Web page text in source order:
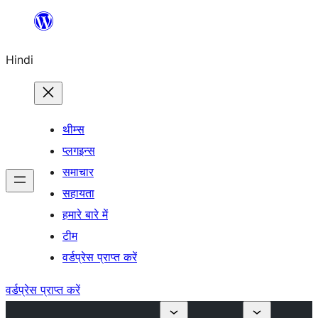
सामग्री
जाएं
Hindi
थीम्स
प्लगइन्स
समाचार
सहायता
हमारे बारे में
टीम
वर्डप्रेस प्राप्त करें
वर्डप्रेस प्राप्त करें